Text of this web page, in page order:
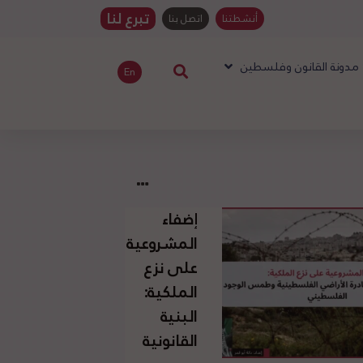
أنشطتنا اتصل بنا تبرع لنا
مدونة القانون وفلسطين En
إضفاء
المشروعية
على نزع
الملكية:
البنية
القانونية